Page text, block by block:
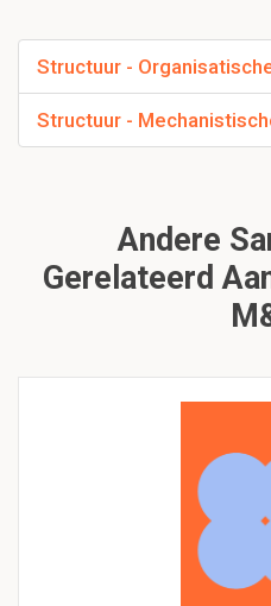
Structuur -
Structuur -
Andere
Gerelateerd